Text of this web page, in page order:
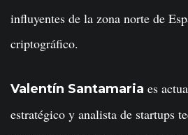
influyentes de la zona norte de
criptográfico.
Valentín Santamaria es
estratégico y analista de startups